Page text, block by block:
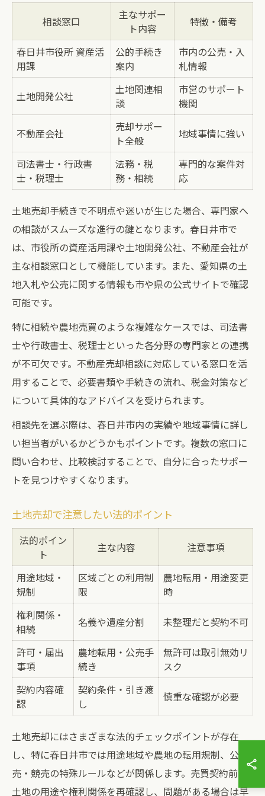
相談窓口
主なサポー
ト内容
特徴・備考
春日井市役所 資産活
用課
公的手続き
案内
市内の公売・入
札情報
土地開発公社
土地関連相
談
市営のサポート
機関
不動産会社
売却サポー
ト全般
地域事情に強い
司法書士・行政書
士・税理士
法務・税
務・相続
専門的な案件対
応
土地売却手続きで不明点や迷いが生じた場合、専門家へ
の相談がスムーズな進行の鍵となります。春日井市で
は、市役所の資産活用課や土地開発公社、不動産会社が
主な相談窓口として機能しています。また、愛知県の土
地入札や公売に関する情報も市や県の公式サイトで確認
可能です。
特に相続や農地売買のような複雑なケースでは、司法書
士や行政書士、税理士といった各分野の専門家との連携
が不可欠です。不動産売却相談に対応している窓口を活
用することで、必要書類や手続きの流れ、税金対策など
について具体的なアドバイスを受けられます。
相談先を選ぶ際は、春日井市内の実績や地域事情に詳し
い担当者がいるかどうかもポイントです。複数の窓口に
問い合わせ、比較検討することで、自分に合ったサポー
トを見つけやすくなります。
土地売却で注意したい法的ポイント
法的ポイン
ト
主な内容 注意事項
用途地域・
規制
区域ごとの利用制
限
農地転用・用途変更
時
権利関係・
相続
名義や遺産分割 未整理だと契約不可
許可・届出
事項
農地転用・公売手
続き
無許可は取引無効リ
スク
契約内容確
認
契約条件・引き渡
し
慎重な確認が必要
土地売却にはさまざまな法的チェックポイントが存在
し、特に春日井市では用途地域や農地の転用規制、公
売・競売の特殊ルールなどが関係します。売買契約前に
土地の用途や権利関係を再確認し、問題がある場合は早